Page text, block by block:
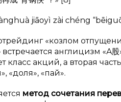
jiāoyì zài chéng
«козлом
англицизм «A股
класс акций, а вторая
«доля», «пай».
метод сочетания